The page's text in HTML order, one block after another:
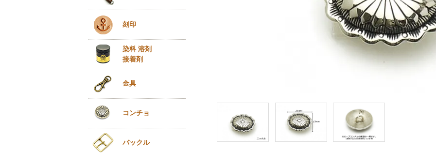
刻印
染料 溶剤
接着剤
金具
コンチョ
バックル